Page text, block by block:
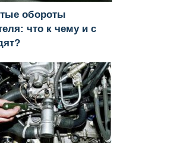
обороты
что к чему и с